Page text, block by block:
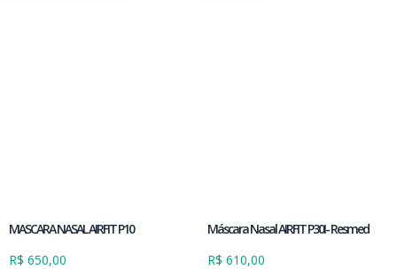
MASCARA NASAL AIRFIT P10
R$ 650,00
Máscara Nasal AIRFIT P30I- Resmed
R$ 610,00